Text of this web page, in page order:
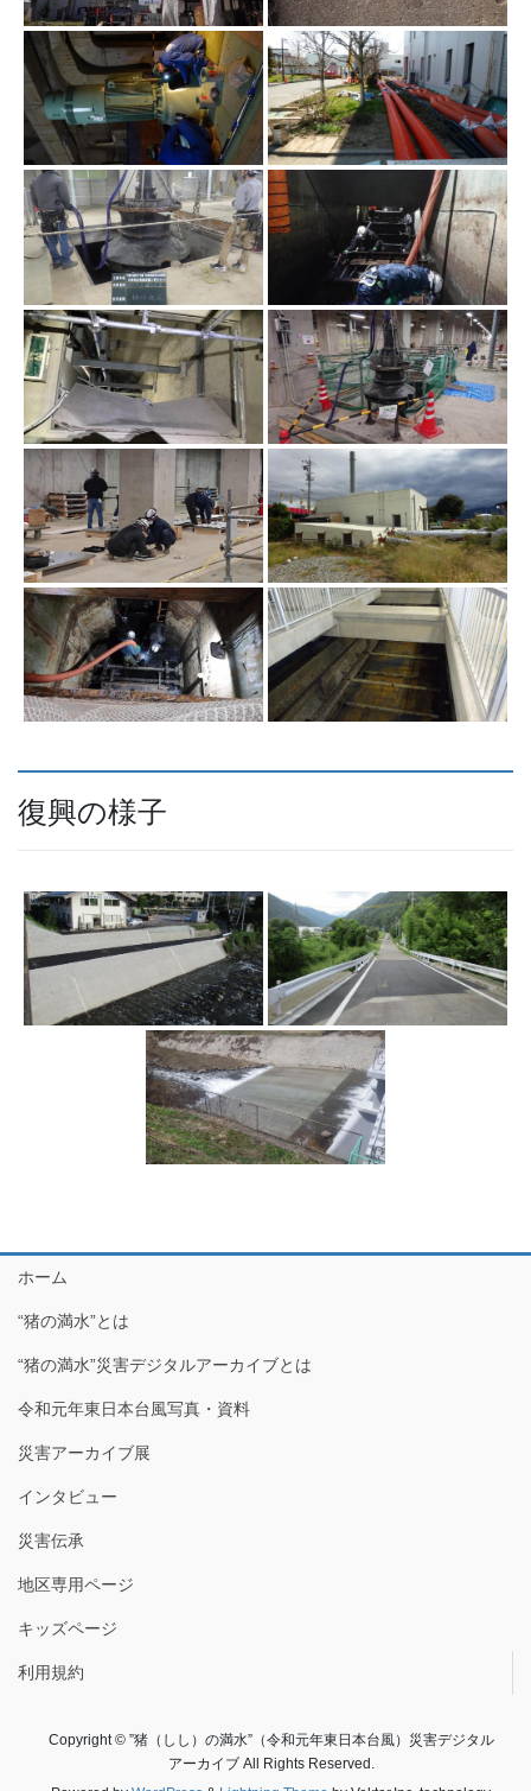
復興の様子
ホーム
“猪の満水”とは
“猪の満水”災害デジタルアーカイブとは
令和元年東日本台風写真・資料
災害アーカイブ展
インタビュー
災害伝承
地区専用ページ
キッズページ
利用規約
Copyright © ”猪（しし）の満水”（令和元年東日本台風）災害デジタル
アーカイブ All Rights Reserved.